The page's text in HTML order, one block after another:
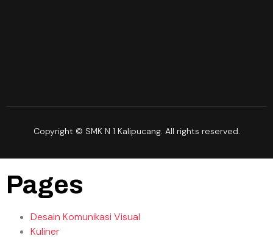
Copyright © SMK N 1 Kalipucang. All rights reserved.
Pages
Desain Komunikasi Visual
Kuliner